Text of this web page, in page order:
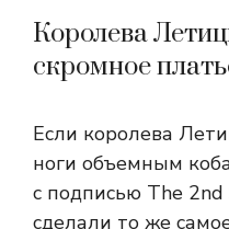
Королева
скромное
Если королева
ноги объемным
с подписью The 2nd
сделали то же